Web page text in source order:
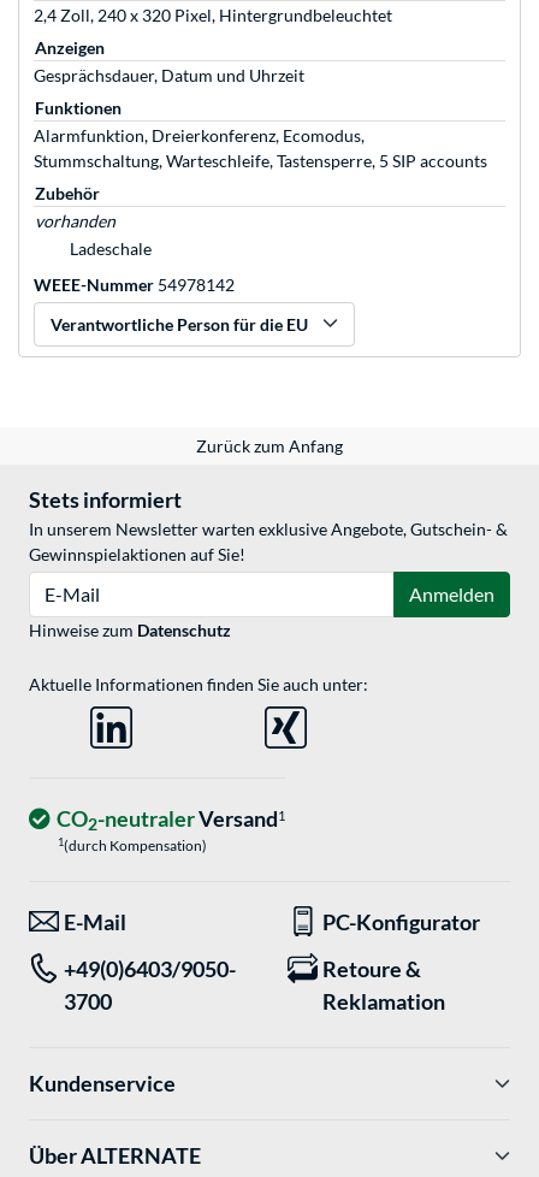
2,4 Zoll, 240 x 320 Pixel, Hintergrundbeleuchtet
Anzeigen
Gesprächsdauer, Datum und Uhrzeit
Funktionen
Alarmfunktion, Dreierkonferenz, Ecomodus,
Stummschaltung, Warteschleife, Tastensperre, 5 SIP accounts
Zubehör
vorhanden
Ladeschale
WEEE-Nummer 54978142
Verantwortliche Person für die EU
Zurück zum Anfang
Stets informiert
In unserem Newsletter warten exklusive Angebote, Gutschein- &
Gewinnspielaktionen auf Sie!
Anmelden
Hinweise zum Datenschutz
Aktuelle Informationen finden Sie auch unter:
CO2-neutralerVersand1
1(durch Kompensation)
E-Mail
PC-Konfigurator
+49(0)6403/9050-
3700
Retoure &
Reklamation
Kundenservice
Über ALTERNATE